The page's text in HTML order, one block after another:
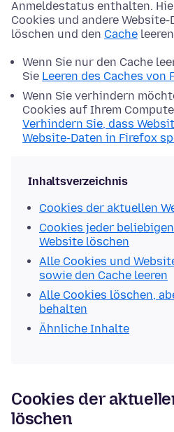
Anmeldestatus enthalten.
Cookies und andere
löschen und den Cache
Wenn Sie nur den Cache
Sie Leeren des Caches von
Wenn Sie verhindern
Cookies auf Ihrem
Verhindern Sie, dass
Website-Daten in Firefox
Inhaltsverzeichnis
Cookies der aktuellen
Cookies jeder
Website löschen
Alle Cookies und
sowie den Cache leeren
Alle Cookies löschen,
behalten
Ähnliche Inhalte
Cookies der
löschen